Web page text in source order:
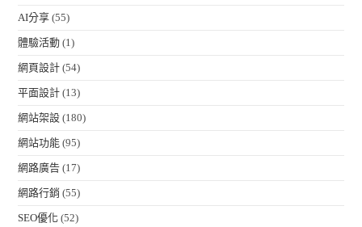
AI分享 (55)
體驗活動 (1)
網頁設計 (54)
平面設計 (13)
網站架設 (180)
網站功能 (95)
網路廣告 (17)
網路行銷 (55)
SEO優化 (52)